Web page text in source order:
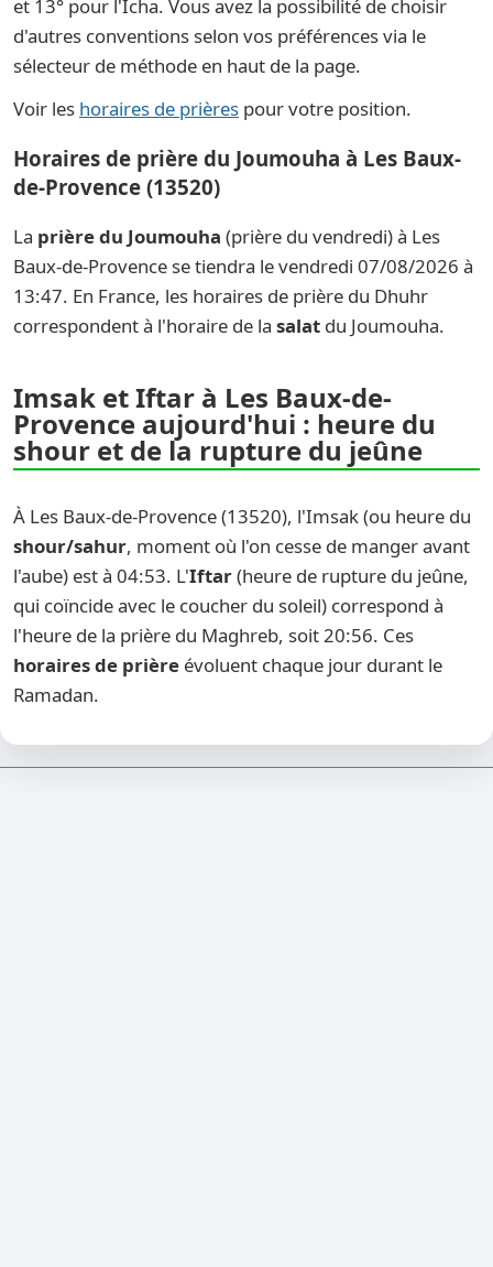
et 13° pour l'Icha. Vous avez la possibilité de choisir
d'autres conventions selon vos préférences via le
sélecteur de méthode en haut de la page.
Voir les horaires de prières pour votre position.
Horaires de prière du Joumouha à Les Baux-
de-Provence (13520)
La prière du Joumouha (prière du vendredi) à Les
Baux-de-Provence se tiendra le vendredi 07/08/2026 à
13:47. En France, les horaires de prière du Dhuhr
correspondent à l'horaire de la salat du Joumouha.
Imsak et Iftar à Les Baux-de-
Provence aujourd'hui : heure du
shour et de la rupture du jeûne
À Les Baux-de-Provence (13520), l'Imsak (ou heure du
shour/sahur, moment où l'on cesse de manger avant
l'aube) est à 04:53. L'Iftar(heure de rupture du jeûne,
qui coïncide avec le coucher du soleil) correspond à
l'heure de la prière du Maghreb, soit 20:56. Ces
horaires de prière évoluent chaque jour durant le
Ramadan.